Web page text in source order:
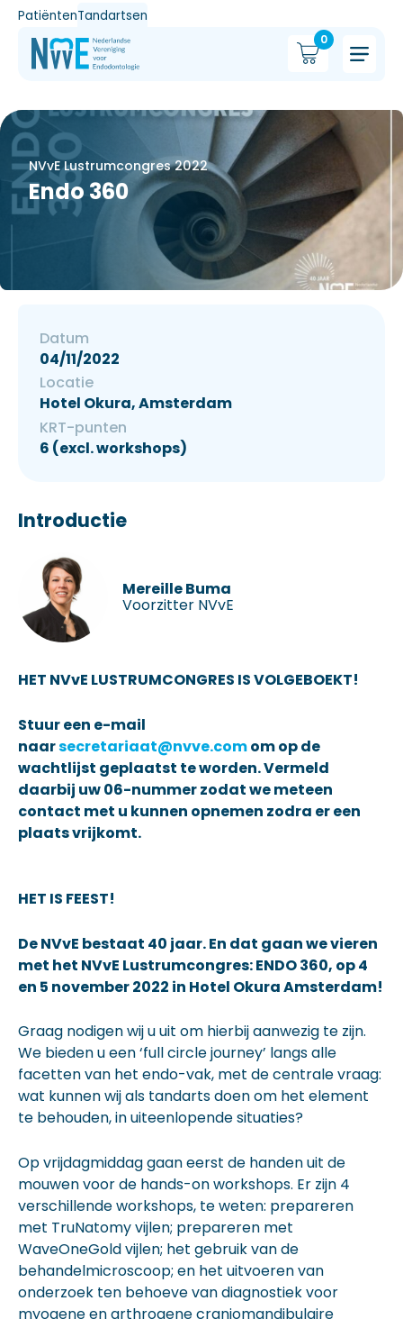
PatiëntenTandartsen
0
NVvE Lustrumcongres 2022
Endo 360
Datum
04/11/2022
Locatie
Hotel Okura, Amsterdam
KRT-punten
6 (excl. workshops)
Introductie
Mereille Buma
Voorzitter NVvE
HET NVvE LUSTRUMCONGRES IS VOLGEBOEKT!
Stuur een e-mail
naarsecretariaat@nvve.comom op de
wachtlijst geplaatst te worden. Vermeld
daarbij uw 06-nummer zodat we meteen
contact met u kunnen opnemen zodra er een
plaats vrijkomt.
HET IS FEEST!
De NVvE bestaat 40 jaar. En dat gaan we vieren
met het NVvE Lustrumcongres: ENDO 360, op 4
en 5 november 2022 in Hotel Okura Amsterdam!
Graag nodigen wij u uit om hierbij aanwezig te zijn.
We bieden u een ‘full circle journey’ langs alle
facetten van het endo-vak, met de centrale vraag:
wat kunnen wij als tandarts doen om het element
te behouden, in uiteenlopende situaties?
Op vrijdagmiddag gaan eerst de handen uit de
mouwen voor de hands-on workshops. Er zijn 4
verschillende workshops, te weten: prepareren
met TruNatomy vijlen; prepareren met
WaveOneGold vijlen; het gebruik van de
behandelmicroscoop; en het uitvoeren van
onderzoek ten behoeve van diagnostiek voor
myogene en arthrogene craniomandibulaire